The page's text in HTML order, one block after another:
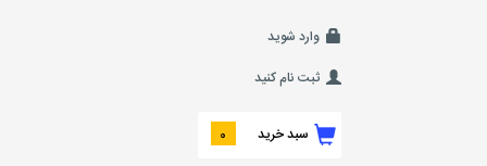
وارد شوید
ثبت نام کنید
سبد خرید 0